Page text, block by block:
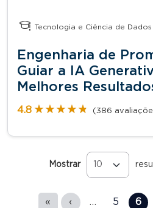
Tecnologia e Ciência de Dados
Engenharia de
Guiar a IA
Melhores
4.8 ★★★★★
★★★★★ (386
Mostrar
Páginas
« ‹ … 5 6